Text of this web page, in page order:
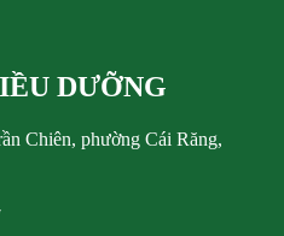
DƯỠNG
Chiên, phường Cái Răng,